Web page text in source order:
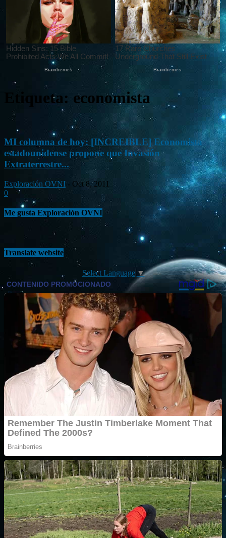
Etiqueta: economista
MI columna de hoy: [INCREIBLE] Economista
estadounidense propone que Invasión
Extraterrestre...
Exploración OVNI - Oct 8, 2011
0
Me gusta Exploración OVNI
Translate website
Select Language ▼